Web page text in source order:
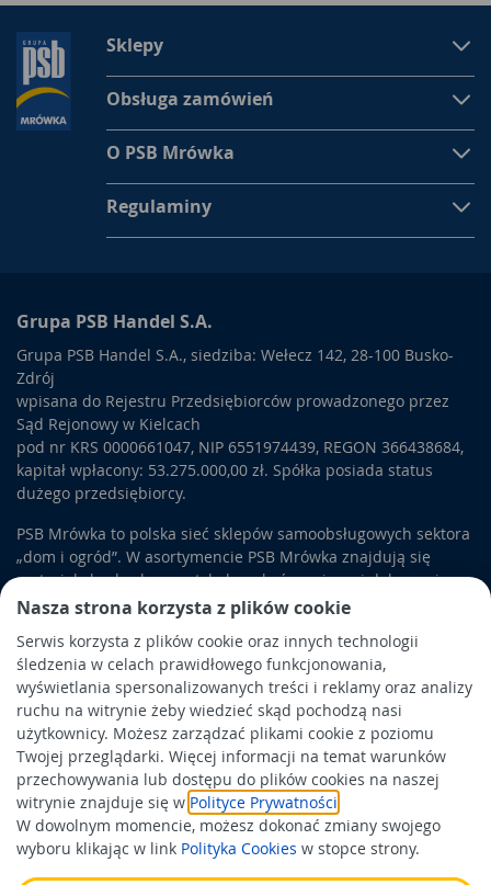
Nasza strona korzysta z plików cookie
Serwis korzysta z plików cookie oraz innych technologii
śledzenia w celach prawidłowego funkcjonowania,
wyświetlania spersonalizowanych treści i reklamy oraz analizy
ruchu na witrynie żeby wiedzieć skąd pochodzą nasi
użytkownicy. Możesz zarządzać plikami cookie z poziomu
Twojej przeglądarki. Więcej informacji na temat warunków
przechowywania lub dostępu do plików cookies na naszej
witrynie znajduje się w Polityce Prywatności
W dowolnym momencie, możesz dokonać zmiany swojego
wyboru klikając w link Polityka Cookies w stopce strony.
Sklepy
Obsługa zamówień
O PSB Mrówka
Regulaminy
Grupa PSB Handel S.A.
Grupa PSB Handel S.A., siedziba: Wełecz 142, 28-100 Busko-
Zdrój
wpisana do Rejestru Przedsiębiorców prowadzonego przez
Sąd Rejonowy w Kielcach
pod nr KRS 0000661047, NIP 6551974439, REGON 366438684,
kapitał wpłacony: 53.275.000,00 zł. Spółka posiada status
dużego przedsiębiorcy.
PSB Mrówka to polska sieć sklepów samoobsługowych sektora
„dom i ogród”. W asortymencie PSB Mrówka znajdują się
materiały budowlane, artykuły wykończeniowe i dekoracyjne,
wyposażenie łazienek i kuchni, elektronarzędzia, a także
artykuły związane z ogrodem i otoczeniem domu.
Obowiązek informacyjny
Polityka prywatności
Polityka Cookies
Odbiór zużytego sprzętu
Wspierają nas: